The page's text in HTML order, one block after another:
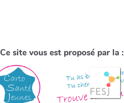
Ce site vous est proposé par la :